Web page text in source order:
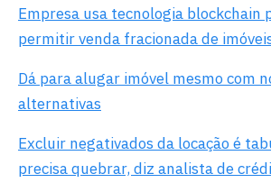
Empresa usa tecnologia blockchain
permitir venda fracionada de
Dá para alugar imóvel mesmo com
alternativas
Excluir negativados da locação é
precisa quebrar, diz analista de